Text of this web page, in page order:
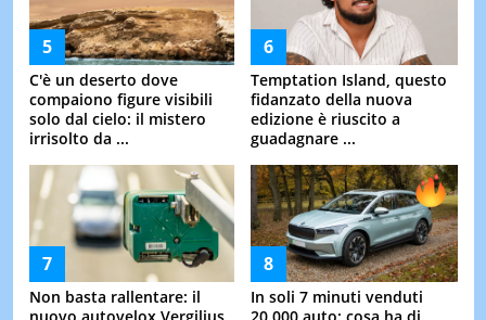
C'è un deserto dove
compaiono figure visibili
solo dal cielo: il mistero
irrisolto da ...
Temptation Island, questo
fidanzato della nuova
edizione è riuscito a
guadagnare ...
Non basta rallentare: il
In soli 7 minuti venduti